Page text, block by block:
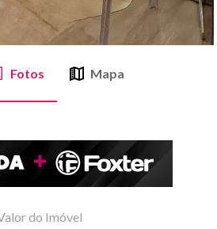
Fotos Mapa
do Imóvel